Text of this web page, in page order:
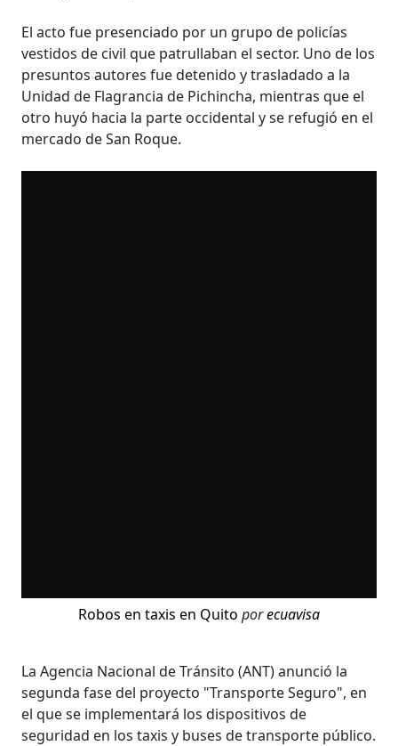
El acto fue presenciado por un grupo de policías
vestidos de civil que patrullaban el sector. Uno de los
presuntos autores fue detenido y trasladado a la
Unidad de Flagrancia de Pichincha, mientras que el
otro huyó hacia la parte occidental y se refugió en el
mercado de San Roque.
Robos en taxis en Quito porecuavisa
La Agencia Nacional de Tránsito (ANT) anunció la
segunda fase del proyecto "Transporte Seguro", en
el que se implementará los dispositivos de
seguridad en los taxis y buses de transporte público.